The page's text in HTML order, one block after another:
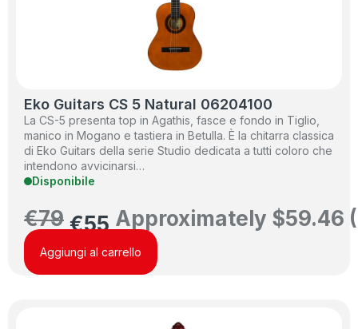
Eko Guitars CS 5 Natural 06204100
La CS-5 presenta top in Agathis, fasce e fondo in Tiglio,
manico in Mogano e tastiera in Betulla. È la chitarra classica
di Eko Guitars della serie Studio dedicata a tutti coloro che
intendono avvicinarsi…
Disponibile
€79 €55 Approximately $59.46
Aggiungi al carrello